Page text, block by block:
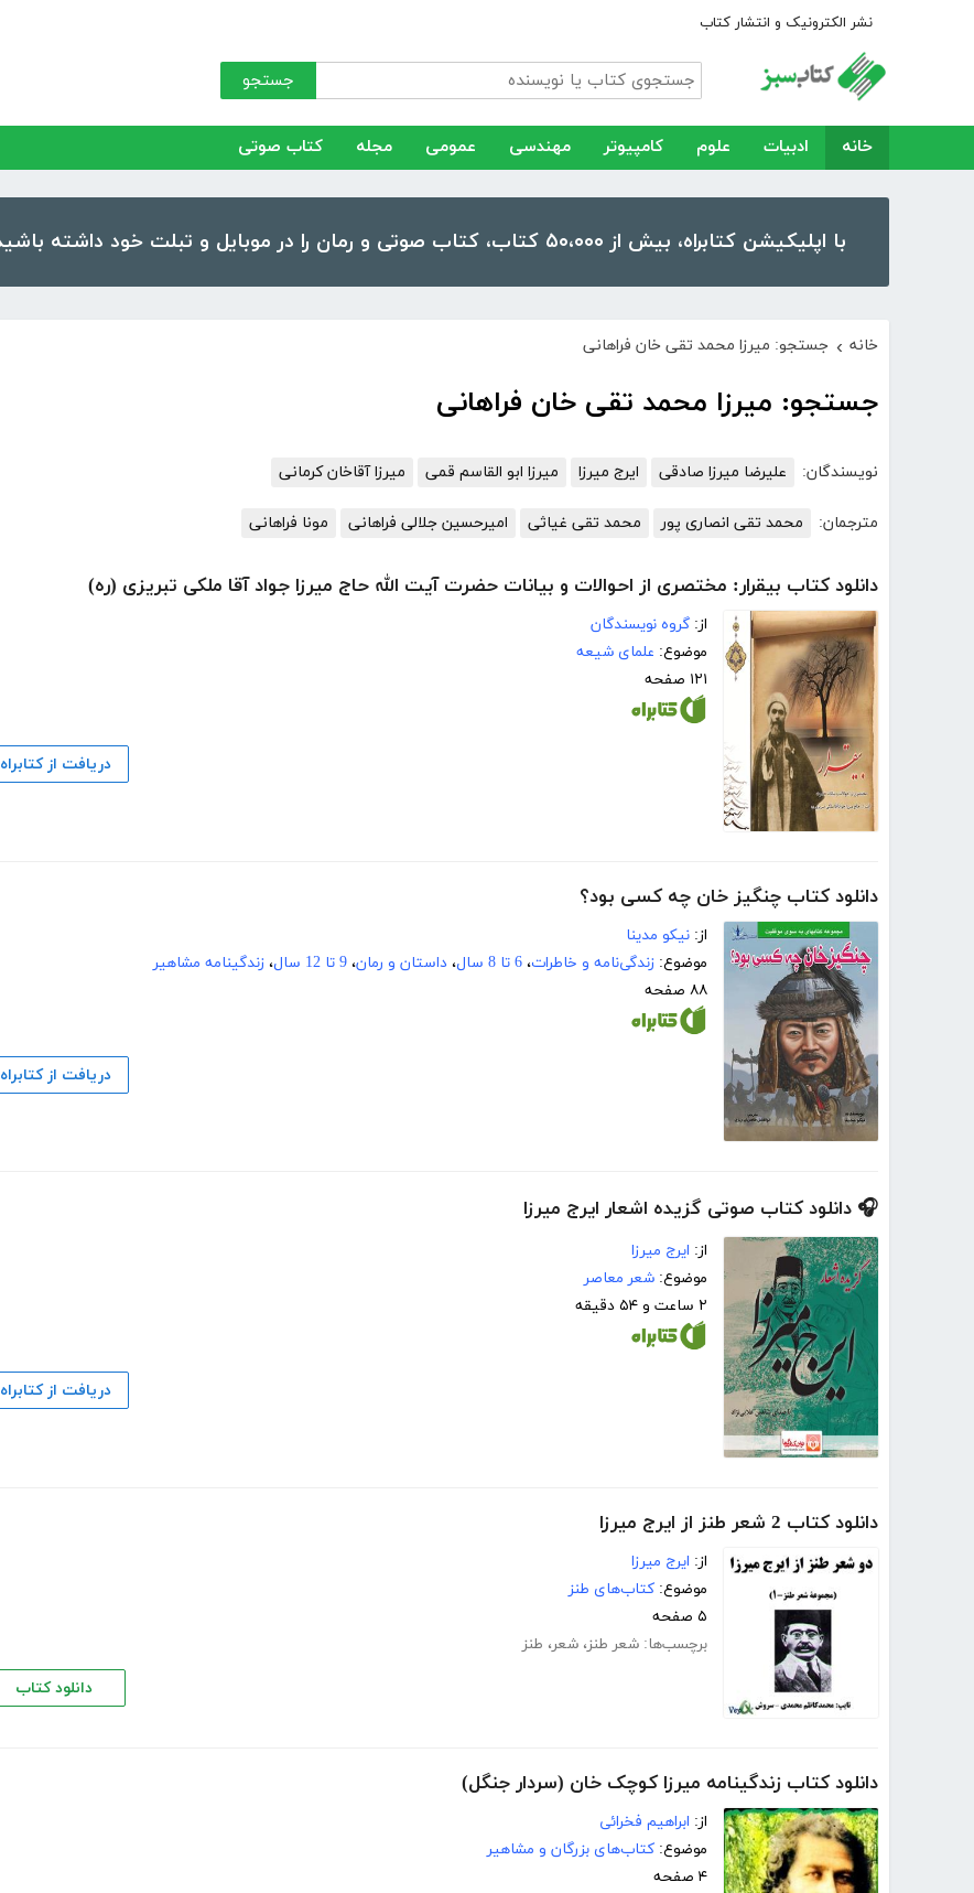
نشر الکترونیک و انتشار کتاب
جستجو
خانه ادبیات علوم کامپیوتر مهندسی عمومی مجله کتاب صوتی
با اپلیکیشن کتابراه، بیش از ۵۰،۰۰۰ کتاب، کتاب صوتی و رمان را در موبایل و تبلت خود داشته باشید!
خانه › جستجو: میرزا محمد تقی خان فراهانی
جستجو: میرزا محمد تقی خان فراهانی
نویسندگان: علیرضا میرزا صادقی ایرج میرزا میرزا ابو القاسم قمی میرزا آقاخان کرمانی
مترجمان: محمد تقی انصاری پور محمد تقی غیاثی امیرحسین جلالی فراهانی مونا فراهانی
دانلود کتاب بیقرار: مختصری از احوالات و بیانات حضرت آیت الله حاج میرزا جواد آقا ملکی تبریزی (ره)
از: گروه نویسندگان
موضوع: علمای شیعه
۱۲۱ صفحه
دریافت از کتابراه
دانلود کتاب چنگیز خان چه کسی بود؟
از: نیکو مدینا
موضوع: زندگی‌نامه و خاطرات، 6 تا 8 سال ، داستان و رمان، 9 تا 12 سال ، زندگینامه مشاهیر
۸۸ صفحه
دریافت از کتابراه
🎧 دانلود کتاب صوتی گزیده اشعار ایرج میرزا
از: ایرج میرزا
موضوع: شعر معاصر
۲ ساعت و ۵۴ دقیقه
دریافت از کتابراه
دانلود کتاب 2 شعر طنز از ایرج میرزا
از: ایرج میرزا
موضوع: کتاب‌های طنز
۵ صفحه
برچسب‌ها: شعر طنز، شعر، طنز
دانلود کتاب
دانلود کتاب زندگینامه میرزا کوچک خان (سردار جنگل)
از: ابراهیم فخرائی
موضوع: کتاب‌های بزرگان و مشاهیر
۴ صفحه